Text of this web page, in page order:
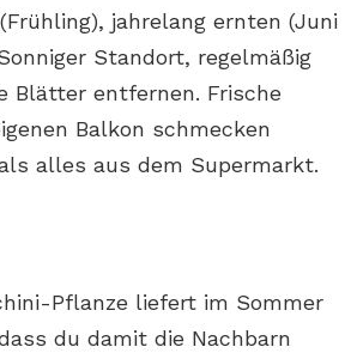
jahrelang ernten (Juni
Standort, regelmäßig
Blätter entfernen. Frische
Balkon schmecken
alles aus dem Supermarkt.
Pflanze liefert im Sommer
du damit die Nachbarn